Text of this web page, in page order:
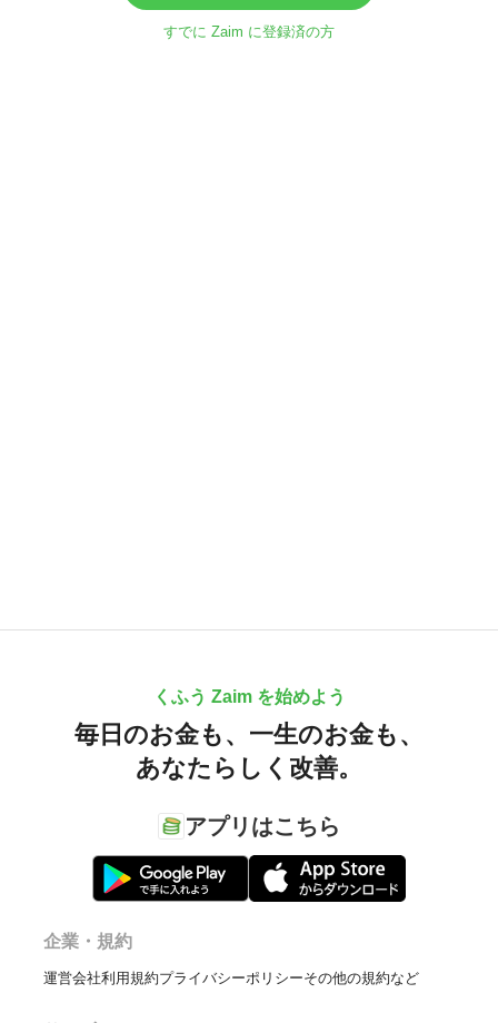
すでに Zaim に登録済の方
くふう Zaim を始めよう
毎日のお金も、 一生のお金も、
あなたらしく改善。
アプリはこちら
企業・規約
運営会社利用規約プライバシーポリシーその他の規約など